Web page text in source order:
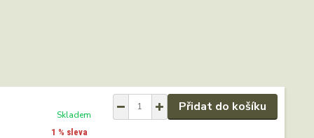
1 % sleva
Skladem
Přidat do košíku